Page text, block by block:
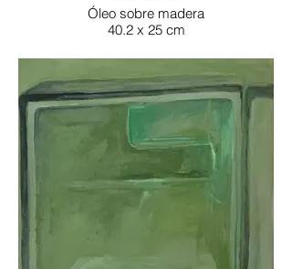
Óleo sobre madera
40.2 x 25 cm